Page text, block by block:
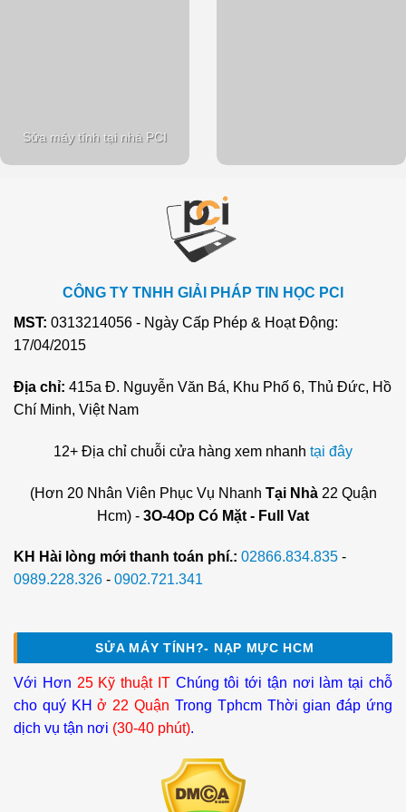
Sửa máy tính tại nhà PCI
CÔNG TY TNHH GIẢI PHÁP TIN HỌC PCI
MST: 0313214056 - Ngày Cấp Phép & Hoạt Động:
17/04/2015
Địa chỉ: 415a Đ. Nguyễn Văn Bá, Khu Phố 6, Thủ Đức, Hồ
Chí Minh, Việt Nam
12+ Địa chỉ chuỗi cửa hàng xem nhanh tại đây
(Hơn 20 Nhân Viên Phục Vụ Nhanh Tại Nhà22 Quận
Hcm) - 3O-4Op Có Mặt - Full Vat
KH Hài lòng mới thanh toán phí.: 02866.834.835 -
0989.228.326 - 0902.721.341
SỬA MÁY TÍNH?- NẠP MỰC HCM
Với Hơn 25 Kỹ thuật ITChúng tôi tới tận nơi làm tại chỗ
cho quý KHở 22 Quận Trong Tphcm Thời gian đáp ứng
dịch vụ tận nơi (30-40 phút).